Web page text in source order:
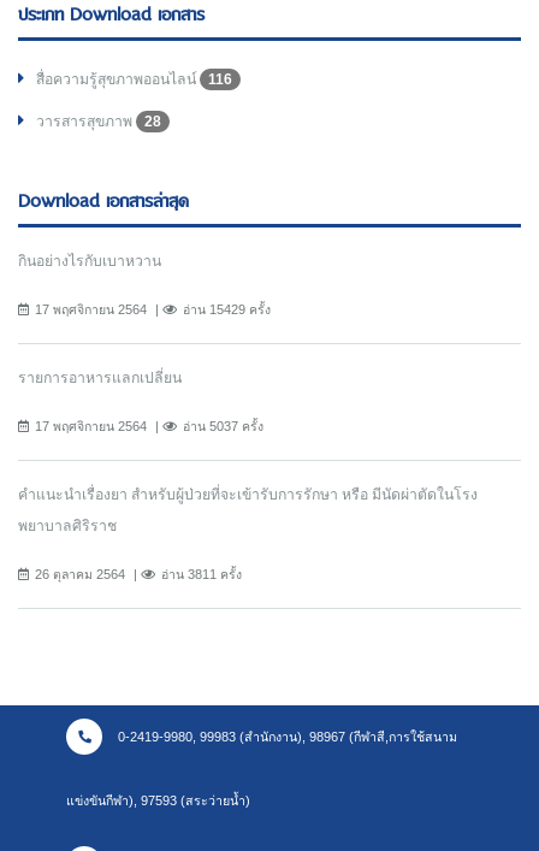
ประเภท Download เอกสาร
สื่อความรู้สุขภาพออนไลน์ 116
วารสารสุขภาพ 28
Download เอกสารล่าสุด
กินอย่างไรกับเบาหวาน
17 พฤศจิกายน 2564 อ่าน 15429 ครั้ง
รายการอาหารแลกเปลี่ยน
17 พฤศจิกายน 2564 อ่าน 5037 ครั้ง
คำแนะนำเรื่องยา สำหรับผู้ป่วยที่จะเข้ารับการรักษา หรือ มีนัดผ่าตัดในโรง
พยาบาลศิริราช
26 ตุลาคม 2564 อ่าน 3811 ครั้ง
0-2419-9980, 99983 (สำนักงาน), 98967 (กีฬาสี,การใช้สนาม
แข่งขันกีฬา), 97593 (สระว่ายน้ำ)